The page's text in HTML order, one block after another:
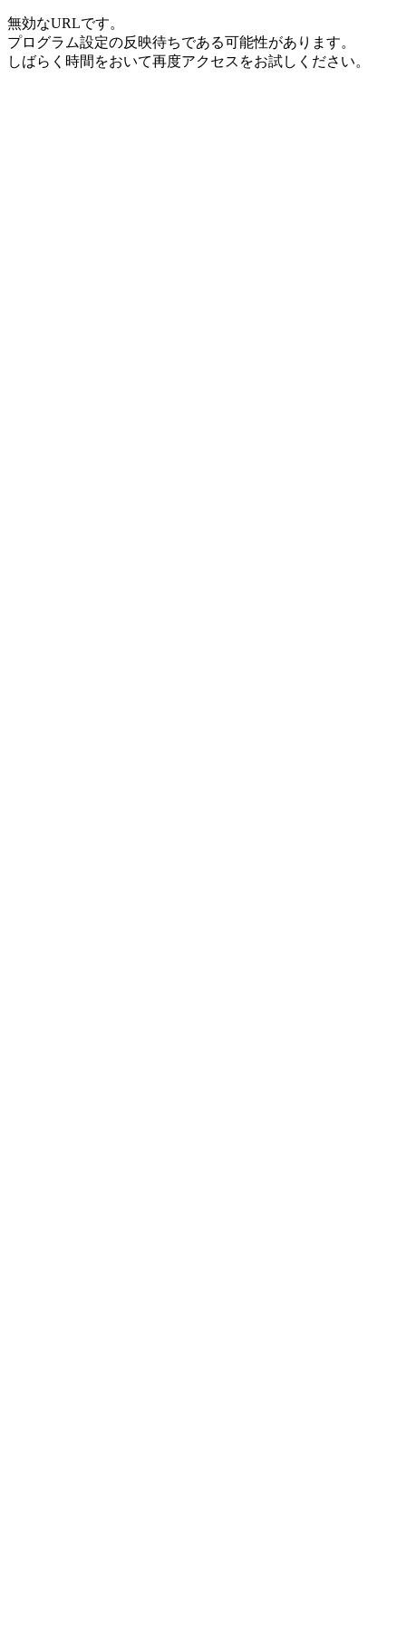
無効なURLです。
プログラム設定の反映待ちである可能性があります。
しばらく時間をおいて再度アクセスをお試しください。